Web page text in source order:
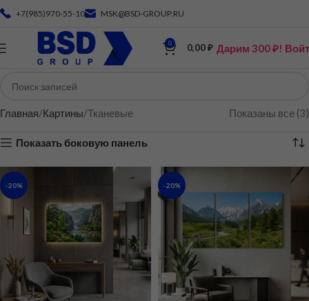
+7(985)970-55-10 MSK@BSD-GROUP.RU
0 0,00₽ Дарим 300 ₽!
Главная Картины Тканевые Показаны все (3)
Показать боковую панель
-20% -20%